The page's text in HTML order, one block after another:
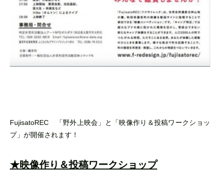
FujisatoREC 「野外上映会」と「映像作り＆投稿ワークショッ
プ」が開催されます！
★映像作り＆投稿ワークショップ